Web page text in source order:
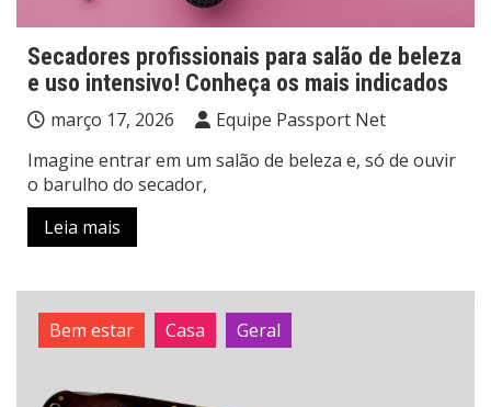
Secadores profissionais para salão de beleza
e uso intensivo! Conheça os mais indicados
março 17, 2026
Equipe Passport Net
Imagine entrar em um salão de beleza e, só de ouvir
o barulho do secador,
Leia mais
Bem estar Casa Geral